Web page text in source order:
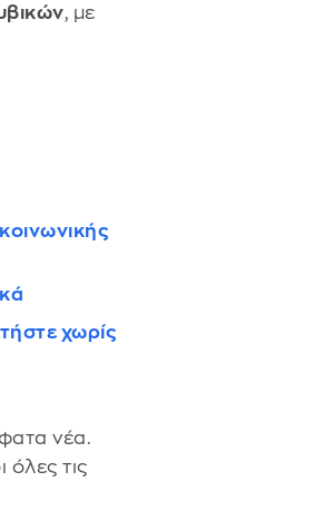
, με
χωρίς
νέα.
όλες τις